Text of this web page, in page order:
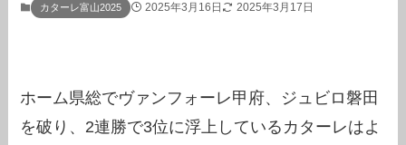
カターレ富山2025 2025年3月16日 2025年3月17日
ホーム県総でヴァンフォーレ甲府、ジュビロ磐田
を破り、2連勝で3位に浮上しているカターレはよ